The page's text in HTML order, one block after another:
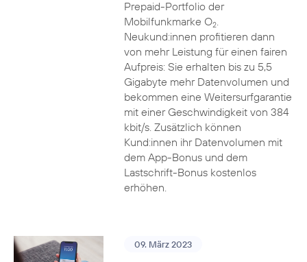
Prepaid-Portfolio der
Mobilfunkmarke O2.
Neukund:innen profitieren dann
von mehr Leistung für einen fairen
Aufpreis: Sie erhalten bis zu 5,5
Gigabyte mehr Datenvolumen und
bekommen eine Weitersurfgarantie
mit einer Geschwindigkeit von 384
kbit/s. Zusätzlich können
Kund:innen ihr Datenvolumen mit
dem App-Bonus und dem
Lastschrift-Bonus kostenlos
erhöhen.
09. März 2023